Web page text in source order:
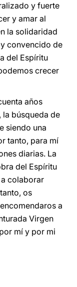
y fuerte
y amar al
la solidaridad
convencido de
del Espíritu
crecer
años
, la búsqueda de
siendo una
tanto, para mí
diarias. La
del Espíritu
colaborar
os
a
Virgen
mí y por mi